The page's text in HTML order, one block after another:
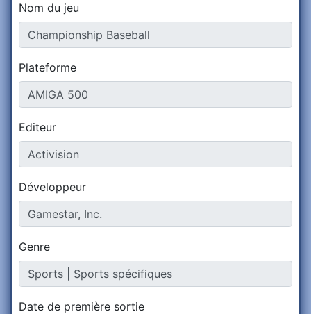
Nom du jeu
Plateforme
Editeur
Développeur
Genre
Date de première sortie